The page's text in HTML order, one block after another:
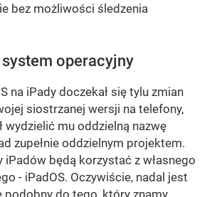
bez możliwości śledzenia
operacyjny
na iPady doczekał się tylu zmian
siostrzanej wersji na telefony,
wydzielić mu oddzielną nazwę
zupełnie oddzielnym projektem.
iPadów będą korzystać z własnego
- iPadOS. Oczywiście, nadal jest